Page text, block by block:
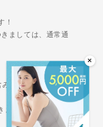
！
ましては、通常通
ませんのでご安心
ます。